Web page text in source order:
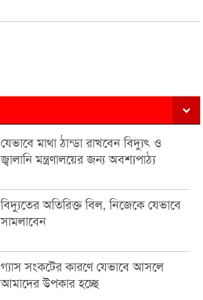
যেভাবে মাথা ঠান্ডা রাখবেন বিদ্যুৎ ও
জ্বালানি মন্ত্রণালয়ের জন্য অবশ্যপাঠ্য
বিদ্যুতের অতিরিক্ত বিল, নিজেকে যেভাবে
সামলাবেন
গ্যাস সংকটের কারণে যেভাবে আসলে
আমাদের উপকার হচ্ছে